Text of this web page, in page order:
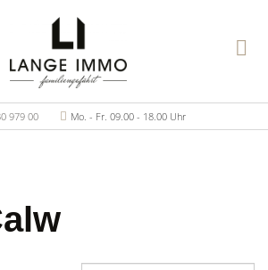
979 00 Mo. - Fr. 09.00 - 18.00 Uhr